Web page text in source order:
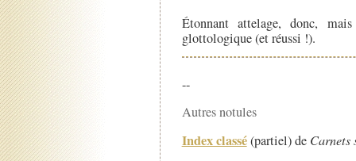
Étonnant attelage, donc,
glottologique (et réussi !).
--
Autres notules
Index classé(partiel) de Carnets